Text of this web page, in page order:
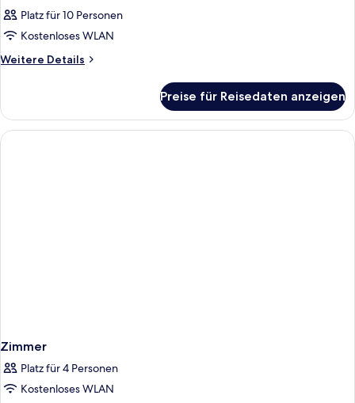
Platz für 10 Personen
Kostenloses WLAN
Weitere Details
Weitere
Preise für Reisedaten anzeigen
Zimmer
Platz für 4 Personen
Kostenloses WLAN